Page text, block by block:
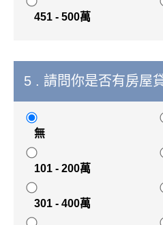
451 - 500萬
5 . 請問你是否有房屋
無
101 - 200萬
301 - 400萬